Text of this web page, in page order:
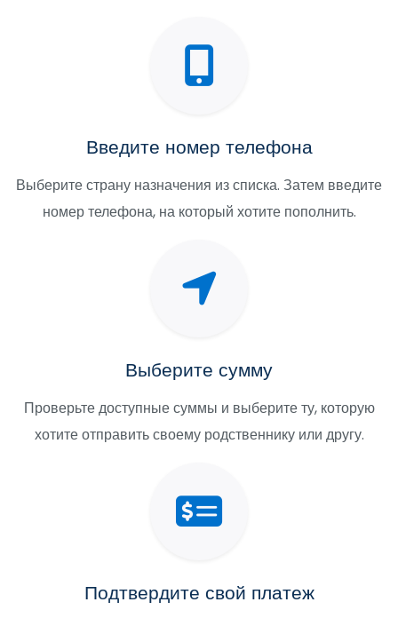
Введите номер телефона
Выберите страну назначения из списка. Затем введите
номер телефона, на который хотите пополнить.
Выберите сумму
Проверьте доступные суммы и выберите ту, которую
хотите отправить своему родственнику или другу.
Подтвердите свой платеж